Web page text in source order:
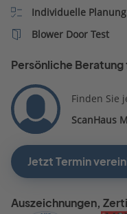
Individuelle Planung
Blower Door Test
Persönliche
Finden Sie
ScanHaus
Jetzt Termin
Auszeichnungen,